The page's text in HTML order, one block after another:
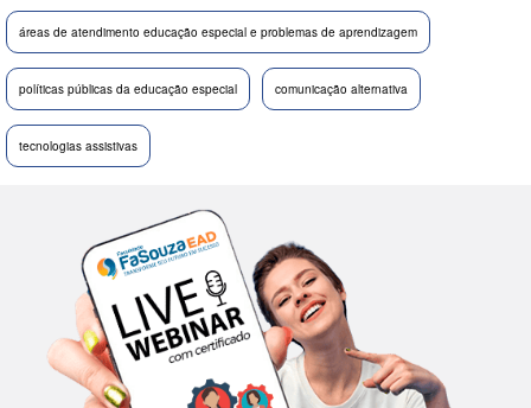
áreas de atendimento educação especial e problemas de aprendizagem
políticas públicas da educação especial comunicação alternativa
tecnologias assistivas